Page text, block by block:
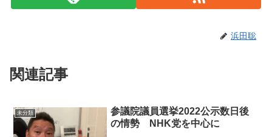
浜田聡
関連記事
未分類
参議院議員選挙2022公示数日後
の情勢 NHK党を中心に